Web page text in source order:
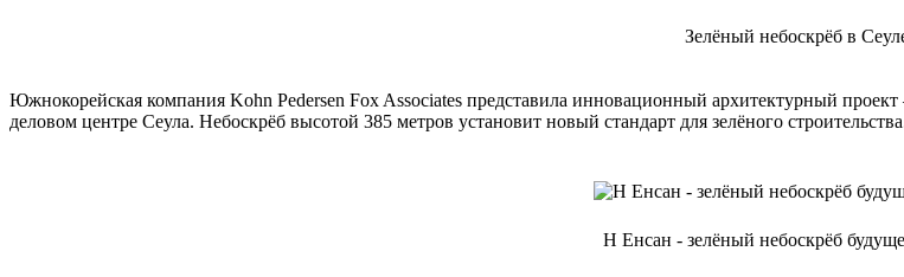
Зелёный небоскрёб в
Южнокорейская компания Kohn Pedersen Fox Associates представила инновационный архитектурный
деловом центре Сеула. Небоскрёб высотой 385 метров установит новый стандарт для зелёного
Н Енсан - зелёный небоскрёб